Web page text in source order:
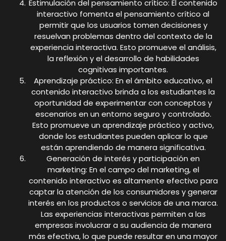
Estimulación del pensamiento crítico: El contenido
interactivo fomenta el pensamiento crítico al
permitir que los usuarios tomen decisiones y
resuelvan problemas dentro del contexto de la
experiencia interactiva. Esto promueve el análisis,
la reflexión y el desarrollo de habilidades
cognitivas importantes.
Aprendizaje práctico: En el ámbito educativo, el
contenido interactivo brinda a los estudiantes la
oportunidad de experimentar con conceptos y
escenarios en un entorno seguro y controlado.
Esto promueve un aprendizaje práctico y activo,
donde los estudiantes pueden aplicar lo que
están aprendiendo de manera significativa.
Generación de interés y participación en
marketing: En el campo del marketing, el
contenido interactivo es altamente efectivo para
captar la atención de los consumidores y generar
interés en los productos o servicios de una marca.
Las experiencias interactivas permiten a las
empresas involucrar a su audiencia de manera
más efectiva, lo que puede resultar en una mayor